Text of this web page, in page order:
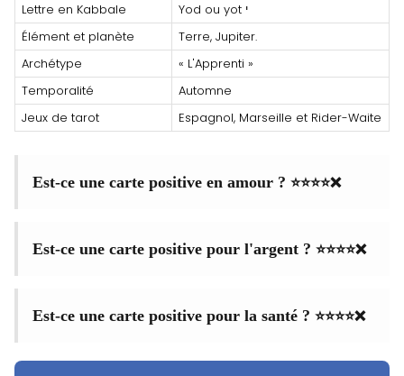
Lettre en Kabbale
Yod ou yot י
Élément et planète
Terre, Jupiter.
Archétype
« L'Apprenti »
Temporalité
Automne
Jeux de tarot
Espagnol, Marseille et Rider-Waite
Est-ce une carte positive en amour ? ⭐⭐⭐⭐❌
Est-ce une carte positive pour l'argent ? ⭐⭐⭐⭐❌
Est-ce une carte positive pour la santé ? ⭐⭐⭐⭐❌